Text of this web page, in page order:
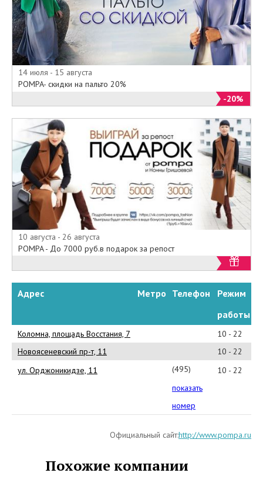
14 июля - 15 августа
POMPA- скидки на пальто 20%
-20%
10 августа - 26 августа
POMPA - До 7000 руб.в подарок за репост
Адрес Метро Телефон
Режим
работы
Коломна, площадь Восстания, 7
10 - 22
Новоясеневский пр-т, 11
10 - 22
ул. Орджоникидзе, 11
(495)234-
47-
76
показать
номер
10 - 22
Официальный сайт:http://www.pompa.ru
Похожие компании